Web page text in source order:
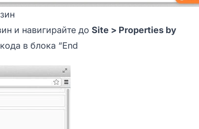
и навигирайте до Site > Properties by
в блока “End